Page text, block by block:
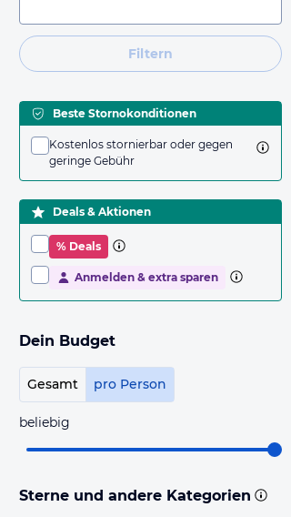
Filtern
Beste Stornokonditionen
Kostenlos stornierbar oder gegen
geringe Gebühr
Deals & Aktionen
% Deals
Anmelden & extra sparen
Dein Budget
Gesamt pro Person
beliebig
Sterne und andere Kategorien